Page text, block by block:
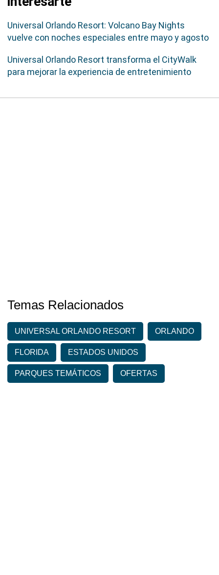
Universal Orlando Resort: Volcano Bay Nights
vuelve con noches especiales entre mayo y agosto
Universal Orlando Resort transforma el CityWalk
para mejorar la experiencia de entretenimiento
Temas Relacionados
UNIVERSAL ORLANDO RESORT ORLANDO
FLORIDA ESTADOS UNIDOS
PARQUES TEMÁTICOS OFERTAS